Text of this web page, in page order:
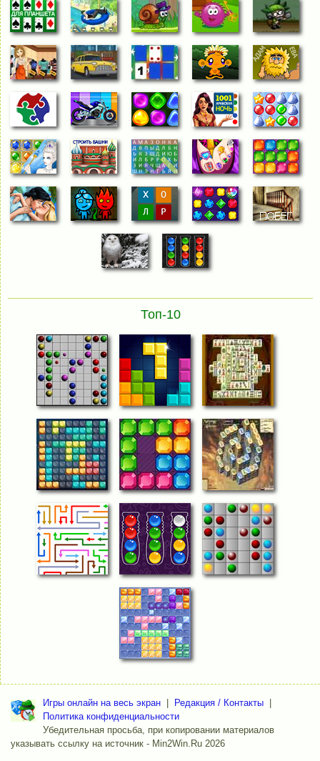
Топ-10
Игры онлайн на весь экран Редакция / Контакты
Политика конфиденциальности
Убедительная просьба, при копировании материалов
указывать ссылку на источник - Min2Win.Ru 2026